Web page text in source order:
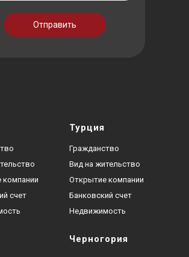
Отправить
счет
Турция
Гражданство
Вид на жительство
Открытие компании
Банковский счет
Недвижимость
Черногория